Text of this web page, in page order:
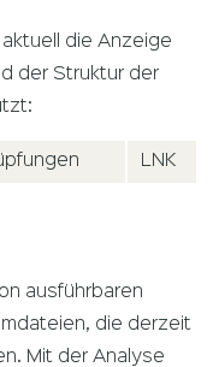
die Anzeige
der Struktur der
LNK
ausführbaren
die derzeit
Mit der Analyse